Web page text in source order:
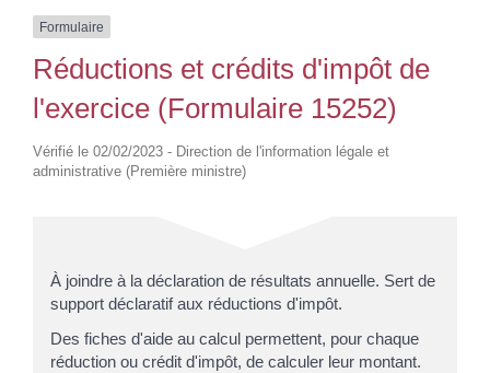
Formulaire
Réductions et crédits d'impôt de
l'exercice (Formulaire 15252)
Vérifié le 02/02/2023 - Direction de l'information légale et
administrative (Première ministre)
À joindre à la déclaration de résultats annuelle. Sert de
support déclaratif aux réductions d'impôt.
Des fiches d'aide au calcul permettent, pour chaque
réduction ou crédit d'impôt, de calculer leur montant.